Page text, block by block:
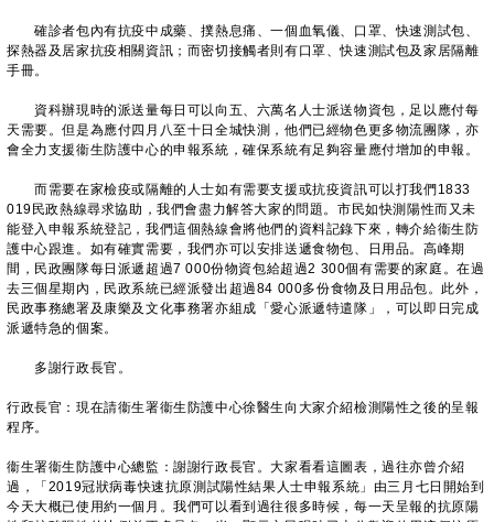
確診者包內有抗疫中成藥、撲熱息痛、一個血氧儀、口罩、快速測試包、
探熱器及居家抗疫相關資訊；而密切接觸者則有口罩、快速測試包及家居隔離
手冊。
資科辦現時的派送量每日可以向五、六萬名人士派送物資包，足以應付每
天需要。但是為應付四月八至十日全城快測，他們已經物色更多物流團隊，亦
會全力支援衞生防護中心的申報系統，確保系統有足夠容量應付增加的申報。
而需要在家檢疫或隔離的人士如有需要支援或抗疫資訊可以打我們1833
019民政熱線尋求協助，我們會盡力解答大家的問題。市民如快測陽性而又未
能登入申報系統登記，我們這個熱線會將他們的資料記錄下來，轉介給衞生防
護中心跟進。如有確實需要，我們亦可以安排送遞食物包、日用品。高峰期
間，民政團隊每日派遞超過7 000份物資包給超過2 300個有需要的家庭。在過
去三個星期內，民政系統已經派發出超過84 000多份食物及日用品包。此外，
民政事務總署及康樂及文化事務署亦組成「愛心派遞特遣隊」，可以即日完成
派遞特急的個案。
多謝行政長官。
行政長官：現在請衞生署衞生防護中心徐醫生向大家介紹檢測陽性之後的呈報
程序。
衞生署衞生防護中心總監：謝謝行政長官。大家看看這圖表，過往亦曾介紹
過，「2019冠狀病毒快速抗原測試陽性結果人士申報系統」由三月七日開始到
今天大概已使用約一個月。我們可以看到過往很多時候，每一天呈報的抗原陽